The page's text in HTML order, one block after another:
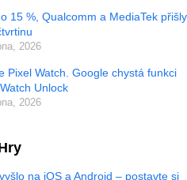
15 %, Qualcomm a MediaTek přišly
2026
Pixel Watch. Google chystá funkci
Unlock
2026
na iOS a Android – postavte si